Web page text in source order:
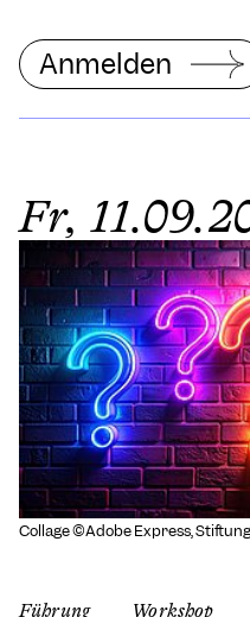
Anmelden
Fr,
Collage ©Adobe Express,
Führung Workshop